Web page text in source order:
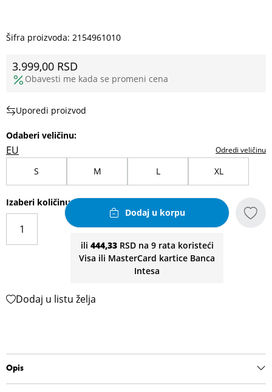
Šifra proizvoda: 2154961010
3.999,00 RSD
Obavesti me kada se promeni cena
Uporedi proizvod
Odaberi veličinu:
EU Odredi veličinu
S M L XL
Izaberi količinu
Dodaj u korpu
ili 444,33RSD na 9 rata koristeći
Visa ili MasterCard kartice Banca
Intesa
Dodaj u listu želja
Opis